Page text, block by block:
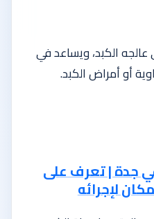
عالجه الكبد، ويساعد في
أو أمراض الكبد.
جدة | تعرف على
لإجرائه